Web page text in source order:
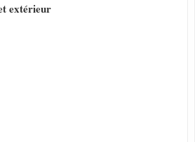
extérieur